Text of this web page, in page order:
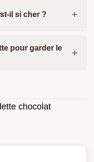
il si cher ?
pour garder le
chocolat